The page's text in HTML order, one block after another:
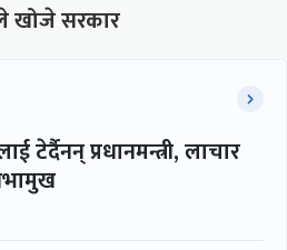
खोजे सरकार
टेर्दैनन् प्रधानमन्त्री, लाचार